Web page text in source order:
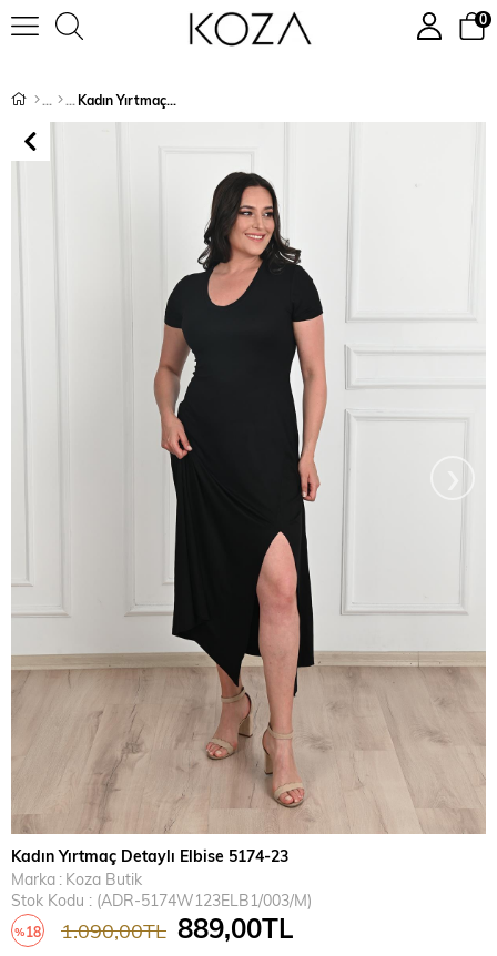
0
Kadın Yırtmaç Detaylı Elbise 5174-23
Kadın Yırtmaç Detaylı Elbise 5174-23
Marka : Koza Butik
Stok Kodu
(ADR-5174W123ELB1/003/M)
%18 1.090,00TL 889,00TL